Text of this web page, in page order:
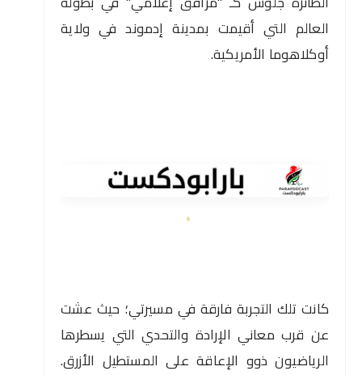
العالم التي أقيمت بمدينة إدموند في ولاية
أوكلاهوما الأمريكية.
كانت تلك التجربة فارقة في مسيرتي؛ حيث عشت
عن قرب معاني الإرادة والتحدي التي يسطرها
الرياضيون ذوو الإعاقة على المستطيل الأزرق.